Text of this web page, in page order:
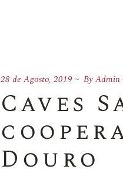
28 de Agosto, 2019 ByAdmin
Caves
Douro